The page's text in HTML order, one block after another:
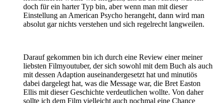
doch für ein harter Typ bin, aber wenn man mit dieser
Einstellung an American Psycho herangeht, dann wird man
absolut gar nichts verstehen und sich regelrecht langweilen.
Darauf gekommen bin ich durch eine Review einer meiner
liebsten Filmyoutuber, der sich sowohl mit dem Buch als auch
mit dessen Adaption auseinandergesetzt hat und minutiös
dabei dargelegt hat, was die Message war, die Bret Easton
Ellis mit dieser Geschichte verdeutlichen wollte. Von daher
sollte ich dem Film vielleicht auch nochmal eine Chance